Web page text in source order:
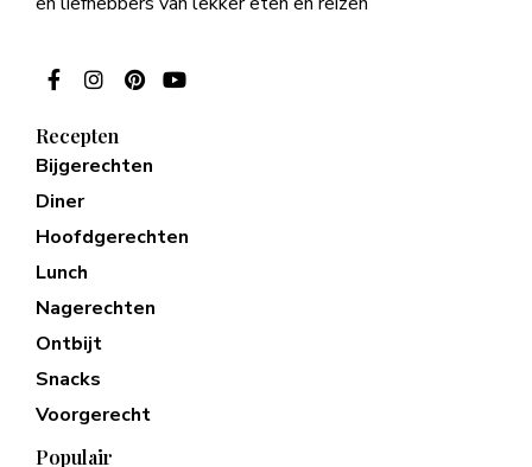
Recepten
Bijgerechten
Diner
Hoofdgerechten
Lunch
Nagerechten
Ontbijt
Snacks
Voorgerecht
Populair